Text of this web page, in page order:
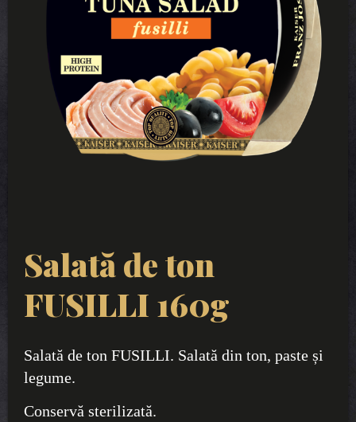
Salată de ton
FUSILLI 160g
Salată de ton FUSILLI. Salată din ton, paste și
legume.
Conservă sterilizată.